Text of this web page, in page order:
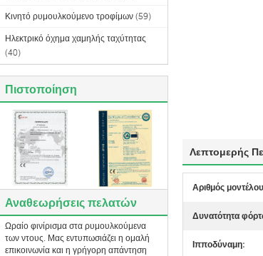
Κινητό ρυμουλκούμενο τροφίμων (59)
Ηλεκτρικό όχημα χαμηλής ταχύτητας
(40)
Πιστοποίηση
Αναθεωρήσεις πελατών
Ωραίο φινίρισμα στα ρυμουλκούμενα
των ντους. Μας εντυπωσιάζει η ομαλή
επικοινωνία και η γρήγορη απάντηση
Λεπτομερής
Αριθμός
Δυνατότητα
Ιπποδύναμη: